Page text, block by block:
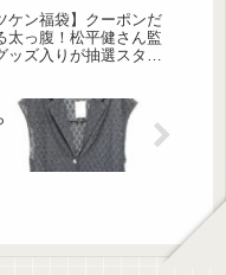
から、これからの秋冬に
な素材まで優秀アイテム
すよ！ケーブル柄で季節
ツを主役にしたい人向け
ケン福袋】クーポンだ
太っ腹！松平健さん監
ッズ入りが抽選スター